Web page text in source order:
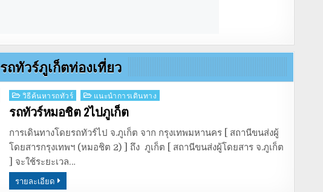
รถทัวร์ภูเก็ตท่องเที่ยว
Posted
in
วิธีค้นหารถทัวร์ แนะนำการเดินทาง
รถทัวร์หมอชิต 2ไปภูเก็ต
การเดินทางโดยรถทัวร์ไป จ.ภูเก็ต จาก กรุงเทพมหานคร [ สถานีขนส่งผู้
โดยสารกรุงเทพฯ (หมอชิต 2) ] ถึง ภูเก็ต [ สถานีขนส่งผู้โดยสาร จ.ภูเก็ต
] จะใช้ระยะเวล…
รายละเอียด